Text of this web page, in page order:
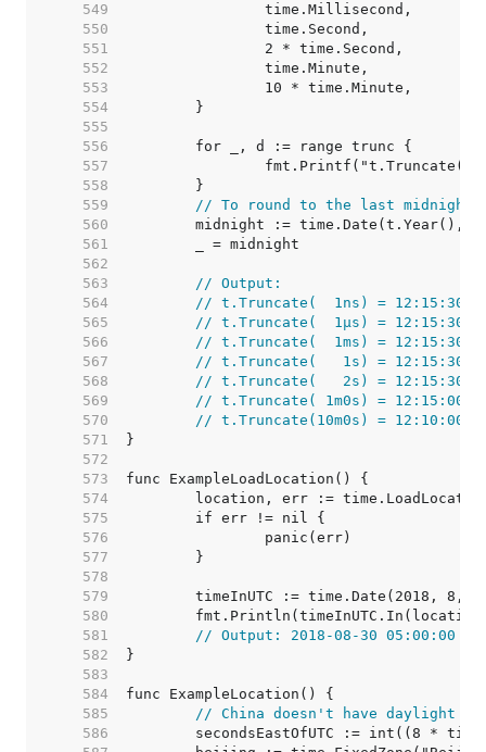
   549
   550
   551
   552
   553
   554
   555
   556
   557
   558
   559
// To round to the last midnight
   560
   561
   562
   563
// Output:
   564
// t.Truncate(  1ns) =
   565
// t.Truncate(  1µs) =
   566
// t.Truncate(  1ms) =
   567
// t.Truncate(   1s) = 12:15:30
   568
// t.Truncate(   2s) = 12:15:30
   569
// t.Truncate( 1m0s) = 12:15:00
   570
// t.Truncate(10m0s) = 12:10:00
   571
   572
   573
   574
   575
   576
   577
   578
   579
   580
   581
// Output: 2018-08-30 05:00:00 -
   582
   583
   584
   585
// China doesn't have daylight
   586